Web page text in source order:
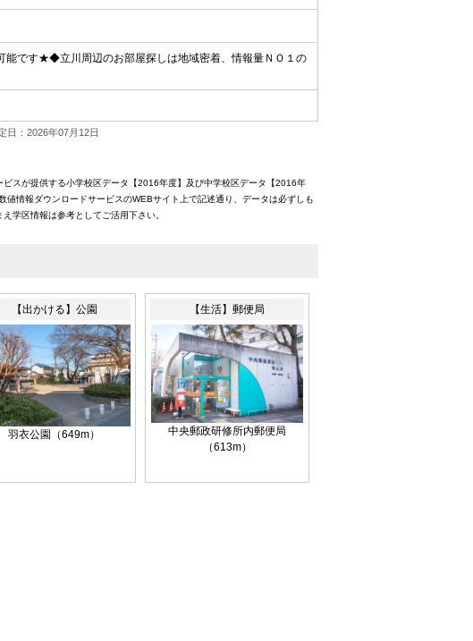
能です★◆立川周辺のお部屋探しは地域密着、情報量ＮＯ１の
日：2026年07月12日
スが提供する小学校区データ【2016年度】及び中学校区データ【2016年
情報ダウンロードサービスのWEBサイト上で記述通り、データは必ずしも
学区情報は参考としてご活用下さい。
【出かける】公園
羽衣公園（649m）
【生活】郵便局
中央郵政研修所内郵便局
（613m）